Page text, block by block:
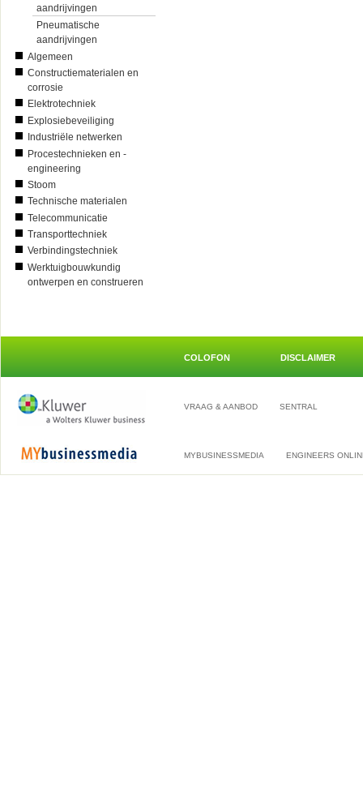
aandrijvingen
Pneumatische
aandrijvingen
Algemeen
Constructiematerialen en
corrosie
Elektrotechniek
Explosiebeveiliging
Industriële netwerken
Procestechnieken en -
engineering
Stoom
Technische materialen
Telecommunicatie
Transporttechniek
Verbindingstechniek
Werktuigbouwkundig
ontwerpen en construeren
COLOFON DISCLAIMER
VRAAG & AANBOD SENTRAL
MYBUSINESSMEDIA ENGINEERS